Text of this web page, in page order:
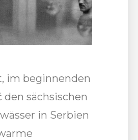
im beginnenden
sächsischen
in Serbien